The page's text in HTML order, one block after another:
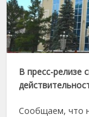
В пресс-релизе
Сообщаем, что